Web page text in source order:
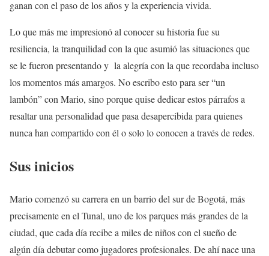
ganan con el paso de los años y la experiencia vivida.
Lo que más me impresionó al conocer su historia fue su
resiliencia, la tranquilidad con la que asumió las situaciones que
se le fueron presentando y la alegría con la que recordaba incluso
los momentos más amargos. No escribo esto para ser “un
lambón” con Mario, sino porque quise dedicar estos párrafos a
resaltar una personalidad que pasa desapercibida para quienes
nunca han compartido con él o solo lo conocen a través de redes.
Sus inicios
Mario comenzó su carrera en un barrio del sur de Bogotá, más
precisamente en el Tunal, uno de los parques más grandes de la
ciudad, que cada día recibe a miles de niños con el sueño de
algún día debutar como jugadores profesionales. De ahí nace una